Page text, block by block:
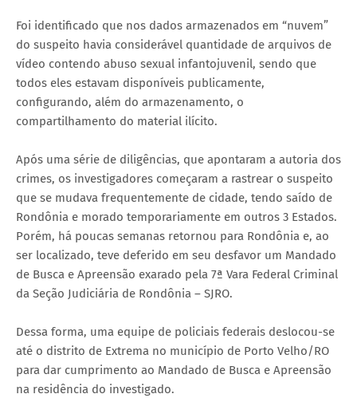
Foi identificado que nos dados armazenados em “nuvem”
do suspeito havia considerável quantidade de arquivos de
vídeo contendo abuso sexual infantojuvenil, sendo que
todos eles estavam disponíveis publicamente,
configurando, além do armazenamento, o
compartilhamento do material ilícito.
Após uma série de diligências, que apontaram a autoria dos
crimes, os investigadores começaram a rastrear o suspeito
que se mudava frequentemente de cidade, tendo saído de
Rondônia e morado temporariamente em outros 3 Estados.
Porém, há poucas semanas retornou para Rondônia e, ao
ser localizado, teve deferido em seu desfavor um Mandado
de Busca e Apreensão exarado pela 7ª Vara Federal Criminal
da Seção Judiciária de Rondônia – SJRO.
Dessa forma, uma equipe de policiais federais deslocou-se
até o distrito de Extrema no município de Porto Velho/RO
para dar cumprimento ao Mandado de Busca e Apreensão
na residência do investigado.